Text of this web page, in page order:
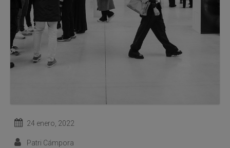
24 enero, 2022
Patri Cámpora